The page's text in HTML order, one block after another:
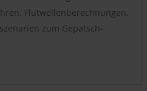
Flutwellenberechnungen,
zum Gepatsch-